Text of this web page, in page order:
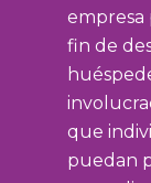
empresa
fin de
que
puedan